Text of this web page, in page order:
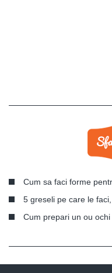
Cum sa faci forme
5 greseli pe care le
Cum prepari un ou